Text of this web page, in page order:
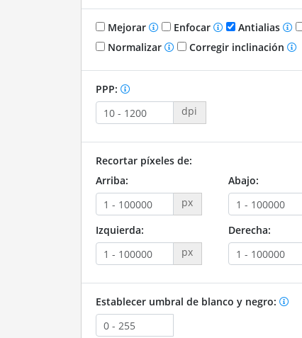
Mejorar Enfocar Antialias
Normalizar
Corregir inclinación
PPP:
dpi
Recortar píxeles de:
Arriba:
px
Abajo:
Izquierda:
px
Derecha:
Establecer umbral de blanco y negro: